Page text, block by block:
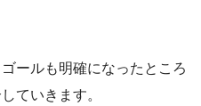
ールも明確になったところ
ていきます。